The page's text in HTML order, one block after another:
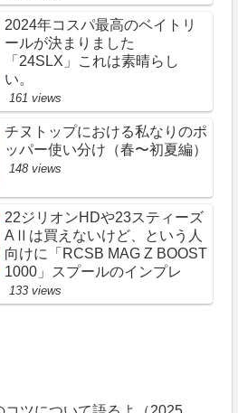
2024年コスパ最高のベイトリ
ールが決まりました
「24SLX」これは素晴らし
い。
161 views
チヌトップにおける私なりのポ
ッパー使い分け（春〜初夏編）
148 views
22ジリオンHDや23スティーズ
AⅡは買えないけど、という人
向けに「RCSB MAG Z BOOST
1000」スプールのインプレ
133 views